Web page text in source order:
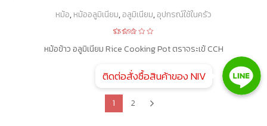
หม้อ,หม้ออลูมิเนียม,อลูมิเนียม,อุปกรณ์ใช้ในครัว
5.00out
of 5
หม้อข้าว อลูมิเนียม Rice Cooking Pot ตราจระเข้ CCH
1 2
Line
Line
Line
ติดต่อสั่งซื้อสินค้าของ NIV